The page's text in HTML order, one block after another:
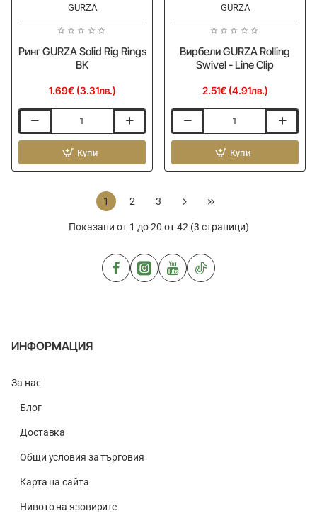
GURZA
Ринг GURZA Solid Rig Rings
BK
1.69€ (3.31лв.)
GURZA
Rig
Купи
GURZA
Вирбели GURZA Rolling
Swivel - Line Clip
2.51€ (4.91лв.)
GURZA
Swivel
Clip
Купи
1 2 3
Показани от 1 до 20 от 42 (3 страници)
ИНФОРМАЦИЯ
За нас
Блог
Доставка
Общи условия за търговия
Карта на сайта
Нивото на язовирите